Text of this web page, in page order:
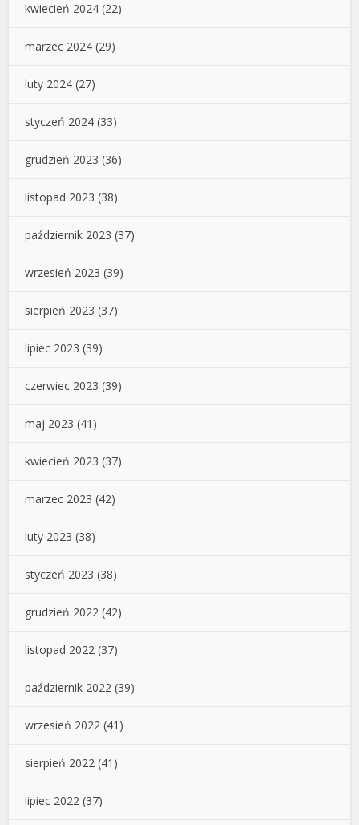
kwiecień 2024 (22)
marzec 2024 (29)
luty 2024 (27)
styczeń 2024 (33)
grudzień 2023 (36)
listopad 2023 (38)
październik 2023 (37)
wrzesień 2023 (39)
sierpień 2023 (37)
lipiec 2023 (39)
czerwiec 2023 (39)
maj 2023 (41)
kwiecień 2023 (37)
marzec 2023 (42)
luty 2023 (38)
styczeń 2023 (38)
grudzień 2022 (42)
listopad 2022 (37)
październik 2022 (39)
wrzesień 2022 (41)
sierpień 2022 (41)
lipiec 2022 (37)